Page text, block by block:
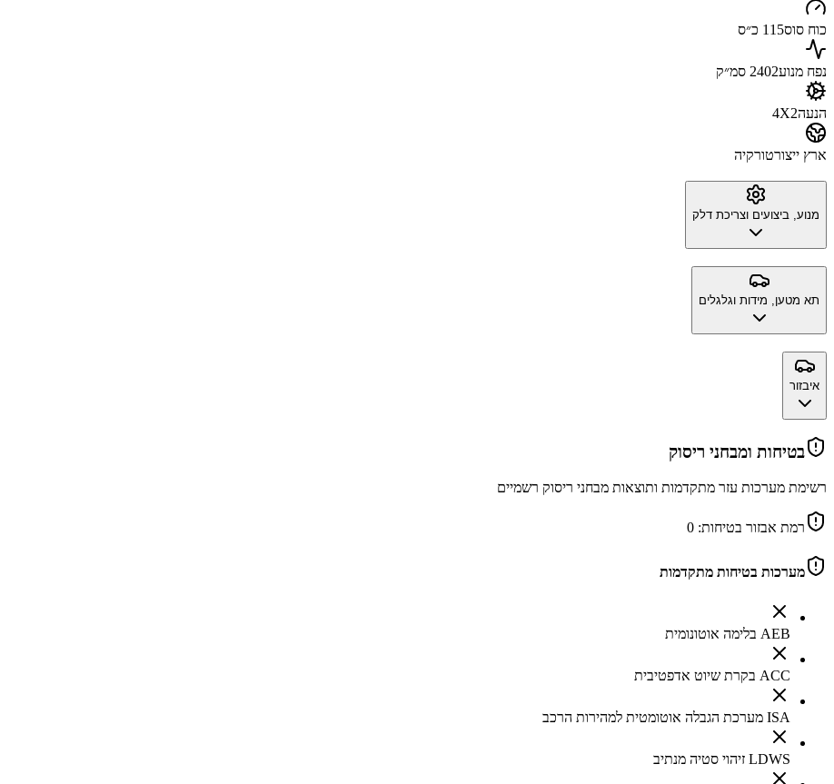
כוח סוס115 כ״ס
נפח מנוע2402 סמ״ק
הנעה4X2
ארץ ייצורטורקיה
מנוע, ביצועים וצריכת דלק
תא מטען, מידות וגלגלים
איבזור
בטיחות ומבחני ריסוק
רשימת מערכות עזר מתקדמות ותוצאות מבחני ריסוק רשמיים
רמת אבזור בטיחות: 0
מערכות בטיחות מתקדמות
AEB בלימה אוטונומית
ACC בקרת שיוט אדפטיבית
ISA מערכת הגבלה אוטומטית למהירות הרכב
LDWS זיהוי סטיה מנתיב